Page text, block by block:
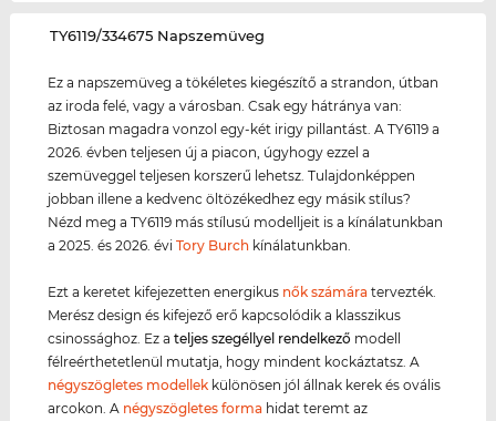
‌TY6119/334675 Napszemüveg
Ez a napszemüveg a tökéletes kiegészítő a strandon, útban
az iroda felé, vagy a városban. Csak egy hátránya van:
Biztosan magadra vonzol egy-két irigy pillantást. A TY6119 a
2026. évben teljesen új a piacon, úgyhogy ezzel a
szemüveggel teljesen korszerű lehetsz. Tulajdonképpen
jobban illene a kedvenc öltözékedhez egy másik stílus?
Nézd meg a TY6119 más stílusú modelljeit is a kínálatunkban
a 2025. és 2026. éviTory Burch kínálatunkban.
Ezt a keretet kifejezetten energikus nők számára tervezték.
Merész design és kifejező erő kapcsolódik a klasszikus
csinossághoz. Ez ateljes szegéllyel rendelkező modell
félreérthetetlenül mutatja, hogy mindent kockáztatsz. A
négyszögletes modellek különösen jól állnak kerek és ovális
arcokon. A négyszögletes forma hidat teremt az